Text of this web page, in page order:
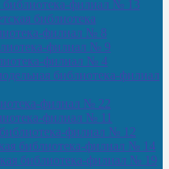
библиотека-филиал № 13
библиотека
филиал № 8
филиал № 9
филиал № 4
библиотека-филиал
филиал № 22
филиал № 11
библиотека-филиал № 12
библиотека-филиал № 14
библиотека-филиал № 19